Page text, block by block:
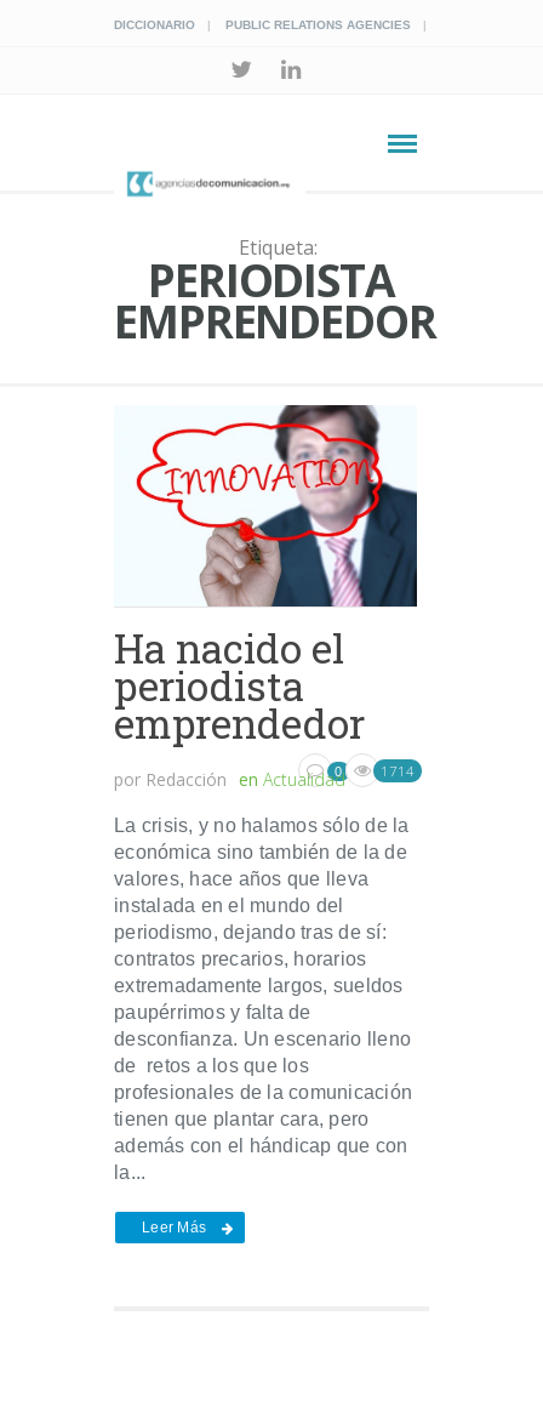
DICCIONARIO PUBLIC RELATIONS AGENCIES
Etiqueta:
PERIODISTA
EMPRENDEDOR
Ha nacido el
periodista
emprendedor
por Redacción en Actualidad
0 1714
La crisis, y no halamos sólo de la
económica sino también de la de
valores, hace años que lleva
instalada en el mundo del
periodismo, dejando tras de sí:
contratos precarios, horarios
extremadamente largos, sueldos
paupérrimos y falta de
desconfianza. Un escenario lleno
de retos a los que los
profesionales de la comunicación
tienen que plantar cara, pero
además con el hándicap que con
la...
Leer Más